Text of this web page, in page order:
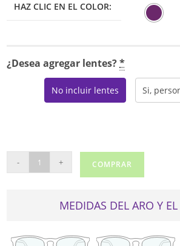
HAZ CLIC EN EL COLOR:
¿Desea agregar lentes?*
No incluir lentes Si,
CHAOS
cantidad
- + COMPRAR
MEDIDAS DEL ARO Y